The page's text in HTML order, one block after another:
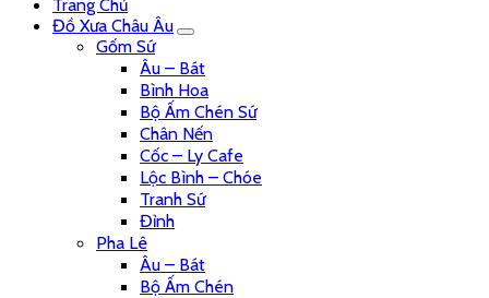
phẩm
Trang Chủ
Đồ Xưa Châu Âu
Gốm Sứ
Âu – Bát
Bình Hoa
Bộ Ấm Chén Sứ
Chân Nến
Cốc – Ly Cafe
Lộc Bình – Chóe
Tranh Sứ
Đỉnh
Pha Lê
Âu – Bát
Bộ Ấm Chén